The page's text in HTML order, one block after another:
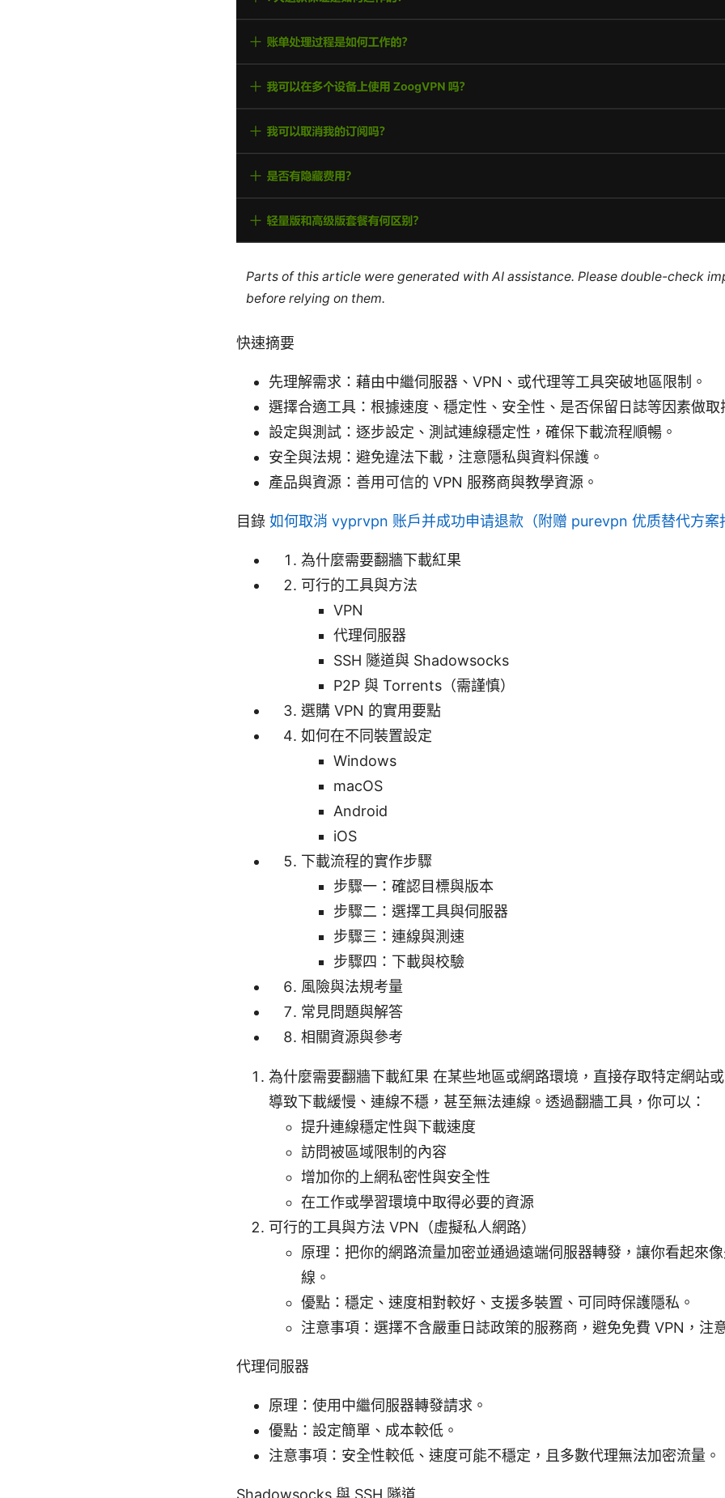
Parts of this article were generated with AI assistance. Please double-check
before relying on them.
快速摘要
先理解需求：藉由中繼伺服器、VPN、或代理等工具突破地區限制。
選擇合適工具：根據速度、穩定性、安全性、是否保留日誌等因素做取
設定與測試：逐步設定、測試連線穩定性，確保下載流程順暢。
安全與法規：避免違法下載，注意隱私與資料保護。
產品與資源：善用可信的 VPN 服務商與教學資源。
目錄 如何取消 vyprvpn 账户并成功申请退款（附赠 purevpn 优质替代方案
為什麼需要翻牆下載紅果
可行的工具與方法
VPN
代理伺服器
SSH 隧道與 Shadowsocks
P2P 與 Torrents（需謹慎）
選購 VPN 的實用要點
如何在不同裝置設定
Windows
macOS
Android
iOS
下載流程的實作步驟
步驟一：確認目標與版本
步驟二：選擇工具與伺服器
步驟三：連線與測速
步驟四：下載與校驗
風險與法規考量
常見問題與解答
相關資源與參考
為什麼需要翻牆下載紅果 在某些地區或網路環境，直接存取特定網站
導致下載緩慢、連線不穩，甚至無法連線。透過翻牆工具，你可以：
提升連線穩定性與下載速度
訪問被區域限制的內容
增加你的上網私密性與安全性
在工作或學習環境中取得必要的資源
可行的工具與方法 VPN（虛擬私人網路）
原理：把你的網路流量加密並通過遠端伺服器轉發，讓你看起來
線。
優點：穩定、速度相對較好、支援多裝置、可同時保護隱私。
注意事項：選擇不含嚴重日誌政策的服務商，避免免費 VPN，注
代理伺服器
原理：使用中繼伺服器轉發請求。
優點：設定簡單、成本較低。
注意事項：安全性較低、速度可能不穩定，且多數代理無法加密流量。
Shadowsocks 與 SSH 隧道